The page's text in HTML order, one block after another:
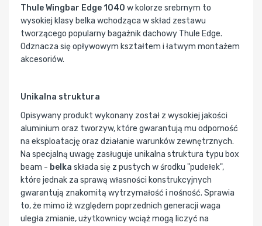
Thule Wingbar Edge 1040 w kolorze srebrnym to
wysokiej klasy belka wchodząca w skład zestawu
tworzącego popularny bagażnik dachowy Thule Edge.
Odznacza się opływowym kształtem i łatwym montażem
akcesoriów.
Unikalna struktura
Opisywany produkt wykonany został z wysokiej jakości
aluminium oraz tworzyw, które gwarantują mu odporność
na eksploatację oraz działanie warunków zewnętrznych.
Na specjalną uwagę zasługuje unikalna struktura typu box
beam - belka składa się z pustych w środku "pudełek",
które jednak za sprawą własności konstrukcyjnych
gwarantują znakomitą wytrzymałość i nośność. Sprawia
to, że mimo iż względem poprzednich generacji waga
uległa zmianie, użytkownicy wciąż mogą liczyć na